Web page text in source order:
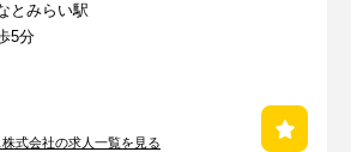
とみらい駅
5分
式会社の求人一覧を見る